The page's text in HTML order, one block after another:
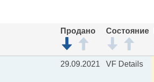
Продано Состояние
29.09.2021 VF Details